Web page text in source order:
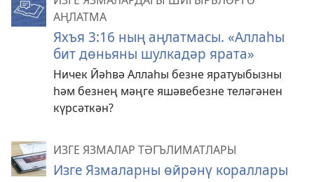
АҢЛАТМА
Яхъя 3:16 ның аңлатмасы. «Аллаһы
бит дөньяны шулкадәр ярата»
Ничек Йәһвә Аллаһы безне яратуыбызны
һәм безнең мәңге яшәвебезне теләгәнен
күрсәткән?
ИЗГЕ ЯЗМАЛАР ТӘГЪЛИМАТЛАРЫ
Изге Язмаларны өйрәнү кораллары